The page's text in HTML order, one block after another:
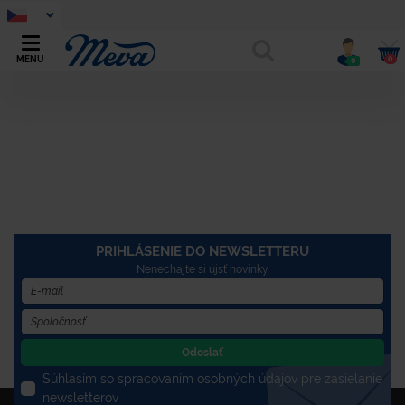
MENU 0 0
PRIHLÁSENIE DO NEWSLETTERU
Nenechajte si újsť novinky
Odoslať
Súhlasím so spracovaním osobných údajov pre zasielanie
newsletterov